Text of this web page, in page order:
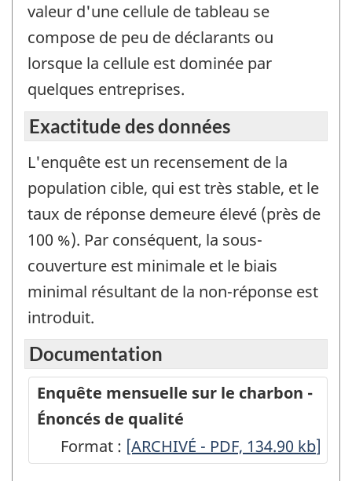
valeur d'une cellule de tableau se
compose de peu de déclarants ou
lorsque la cellule est dominée par
quelques entreprises.
Exactitude des données
L'enquête est un recensement de la
population cible, qui est très stable, et le
taux de réponse demeure élevé (près de
100 %). Par conséquent, la sous-
couverture est minimale et le biais
minimal résultant de la non-réponse est
introduit.
Documentation
Enquête mensuelle sur le charbon -
Énoncés de qualité
Format : Enquête
[ARCHIVÉ - PDF, 134.90 kb]